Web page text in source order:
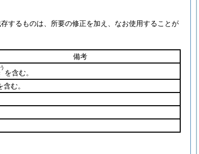
するものは、所要の修正を加え、なお使用することが
備考
を含む。
む。